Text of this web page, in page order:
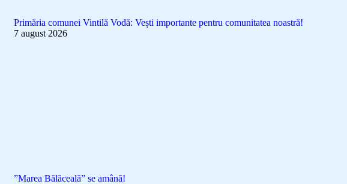
Primăria comunei Vintilă Vodă: Vești importante pentru comunitatea noastră!
7 august 2026
”Marea Bălăceală” se amână!